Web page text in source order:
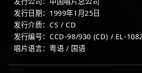
发行日期：1999年1月25日
发行介质：CS / CD
发行编号：CCD-98/930 (CD) / EL-
唱片语言：粤语 / 国语